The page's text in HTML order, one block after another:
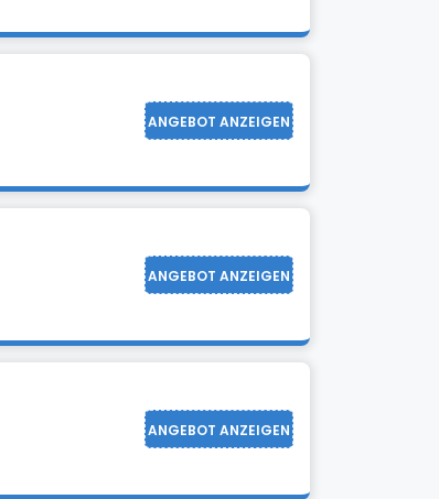
ANGEBOT ANZEIGEN
ANGEBOT ANZEIGEN
ANGEBOT ANZEIGEN